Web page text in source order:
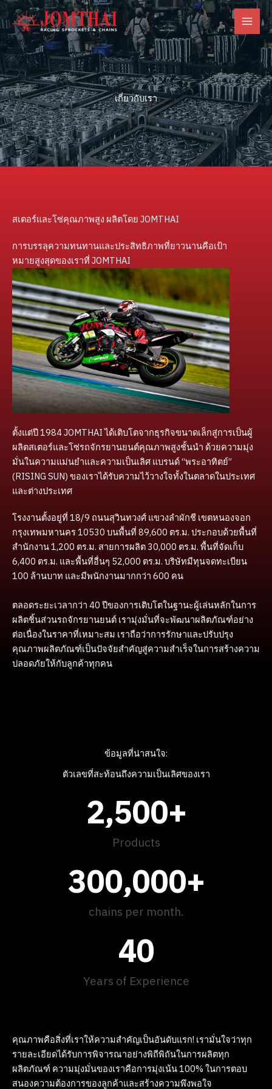
ข้าม
ไป
ยัง
เนื้อหา
เกี่ยวกับเรา
สเตอร์และโซ่คุณภาพสูง ผลิตโดย JOMTHAI
การบรรลุความทนทานและประสิทธิภาพที่ยาวนานคือเป้า
หมายสูงสุดของเราที่ JOMTHAI
ตั้งแต่ปี 1984 JOMTHAI ได้เติบโตจากธุรกิจขนาดเล็กสู่การเป็นผู้
ผลิตสเตอร์และโซ่รถจักรยานยนต์คุณภาพสูงชั้นนำ ด้วยความมุ่ง
มั่นในความแม่นยำและความเป็นเลิศ แบรนด์ “พระอาทิตย์”
(RISING SUN) ของเราได้รับความไว้วางใจทั้งในตลาดในประเทศ
และต่างประเทศ
โรงงานตั้งอยู่ที่ 18/9 ถนนสุวินทวงศ์ แขวงลำผักชี เขตหนองจอก
กรุงเทพมหานคร 10530 บนพื้นที่ 89,600 ตร.ม. ประกอบด้วยพื้นที่
สำนักงาน 1,200 ตร.ม. สายการผลิต 30,000 ตร.ม. พื้นที่จัดเก็บ
6,400 ตร.ม. และพื้นที่อื่นๆ 52,000 ตร.ม. บริษัทมีทุนจดทะเบียน
100 ล้านบาท และมีพนักงานมากกว่า 600 คน
ตลอดระยะเวลากว่า 40 ปีของการเติบโตในฐานะผู้เล่นหลักในการ
ผลิตชิ้นส่วนรถจักรยานยนต์ เรามุ่งมั่นที่จะพัฒนาผลิตภัณฑ์อย่าง
ต่อเนื่องในราคาที่เหมาะสม เราถือว่าการรักษาและปรับปรุง
คุณภาพผลิตภัณฑ์เป็นปัจจัยสำคัญสู่ความสำเร็จในการสร้างความ
ปลอดภัยให้กับลูกค้าทุกคน
ข้อมูลที่น่าสนใจ:
ตัวเลขที่สะท้อนถึงความเป็นเลิศของเรา
2,500+
Products
300,000+
chains per month.
40
Years of Experience
คุณภาพคือสิ่งที่เราให้ความสำคัญเป็นอันดับแรก! เรามั่นใจว่าทุก
รายละเอียดได้รับการพิจารณาอย่างพิถีพิถันในการผลิตทุก
ผลิตภัณฑ์ ความมุ่งมั่นของเราคือการมุ่งเน้น 100% ในการตอบ
สนองความต้องการของลูกค้าและสร้างความพึงพอใจ